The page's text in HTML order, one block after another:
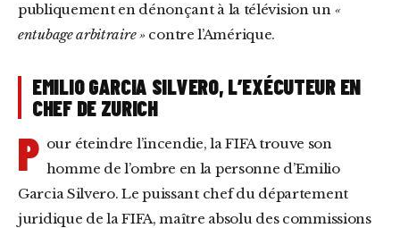
publiquement en dénonçant à la télévision un «
entubage arbitraire » contre l’Amérique.
EMILIO GARCIA SILVERO, L’EXÉCUTEUR EN
CHEF DE ZURICH
P our éteindre l’incendie, la FIFA trouve son
homme de l’ombre en la personne d’Emilio
Garcia Silvero. Le puissant chef du département
juridique de la FIFA, maître absolu des commissions